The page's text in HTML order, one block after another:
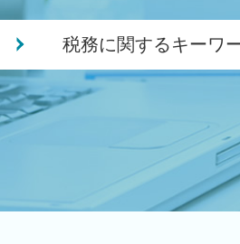
税務に関するキーワ
税理士 税務調査
中期 計画 作り方
税理士 巡回監査
税務 コンサルティング